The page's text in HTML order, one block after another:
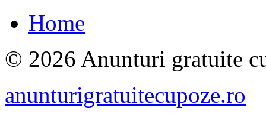
Home
© 2026 Anunturi gratuite
anunturigratuitecupoze.ro